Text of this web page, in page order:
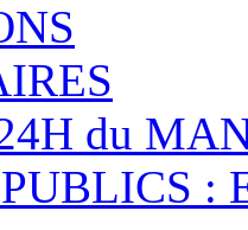
du
: